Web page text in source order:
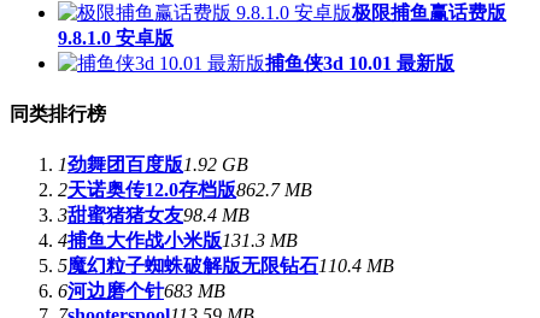
极限捕鱼赢话费版
9.8.1.0 安卓版
捕鱼侠3d 10.01 最新版
同类排行榜
1劲舞团百度版1.92 GB
2天诺奥传12.0存档版862.7 MB
3甜蜜猪猪女友98.4 MB
4捕鱼大作战小米版131.3 MB
5魔幻粒子蜘蛛破解版无限钻石110.4 MB
6河边磨个针683 MB